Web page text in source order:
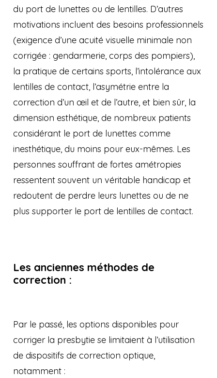
du port de lunettes ou de lentilles. D’autres
motivations incluent des besoins professionnels
(exigence d’une acuité visuelle minimale non
corrigée : gendarmerie, corps des pompiers),
la pratique de certains sports, l’intolérance aux
lentilles de contact, l’asymétrie entre la
correction d’un œil et de l’autre, et bien sûr, la
dimension esthétique, de nombreux patients
considérant le port de lunettes comme
inesthétique, du moins pour eux-mêmes. Les
personnes souffrant de fortes amétropies
ressentent souvent un véritable handicap et
redoutent de perdre leurs lunettes ou de ne
plus supporter le port de lentilles de contact.
Les anciennes méthodes de
correction :
Par le passé, les options disponibles pour
corriger la presbytie se limitaient à l’utilisation
de dispositifs de correction optique,
notamment :